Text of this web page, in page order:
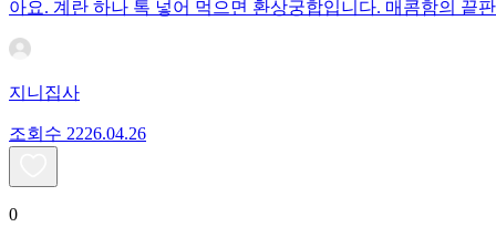
아요. 계란 하나 톡 넣어 먹으면 환상궁합입니다. 매콤함의 끝
지니집사
조회수 2226.04.26
0